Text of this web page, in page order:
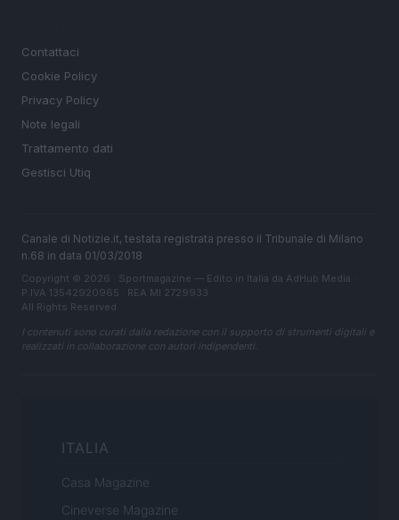
Contattaci
Cookie Policy
Privacy Policy
Note legali
Trattamento dati
Gestisci Utiq
Canale di Notizie.it, testata registrata presso il Tribunale di Milano
n.68 in data 01/03/2018
Copyright © 2026 · Sportmagazine — Edito in Italia da AdHub Media
P.IVA 13542920965 · REA MI 2729933
All Rights Reserved
I contenuti sono curati dalla redazione con il supporto di strumenti digitali e
realizzati in collaborazione con autori indipendenti.
ITALIA
Casa Magazine
Cineverse Magazine